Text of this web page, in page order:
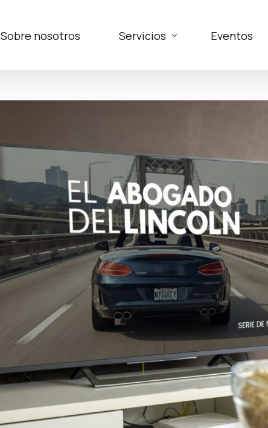
Sobre nosotros Servicios
Risk App
Formaciones
Seguridad de la Información Parte-
Sistema de Gestión de
Certificacion Esquema Nacional
Auditorías internas
ISO y certificaciones
Eventos